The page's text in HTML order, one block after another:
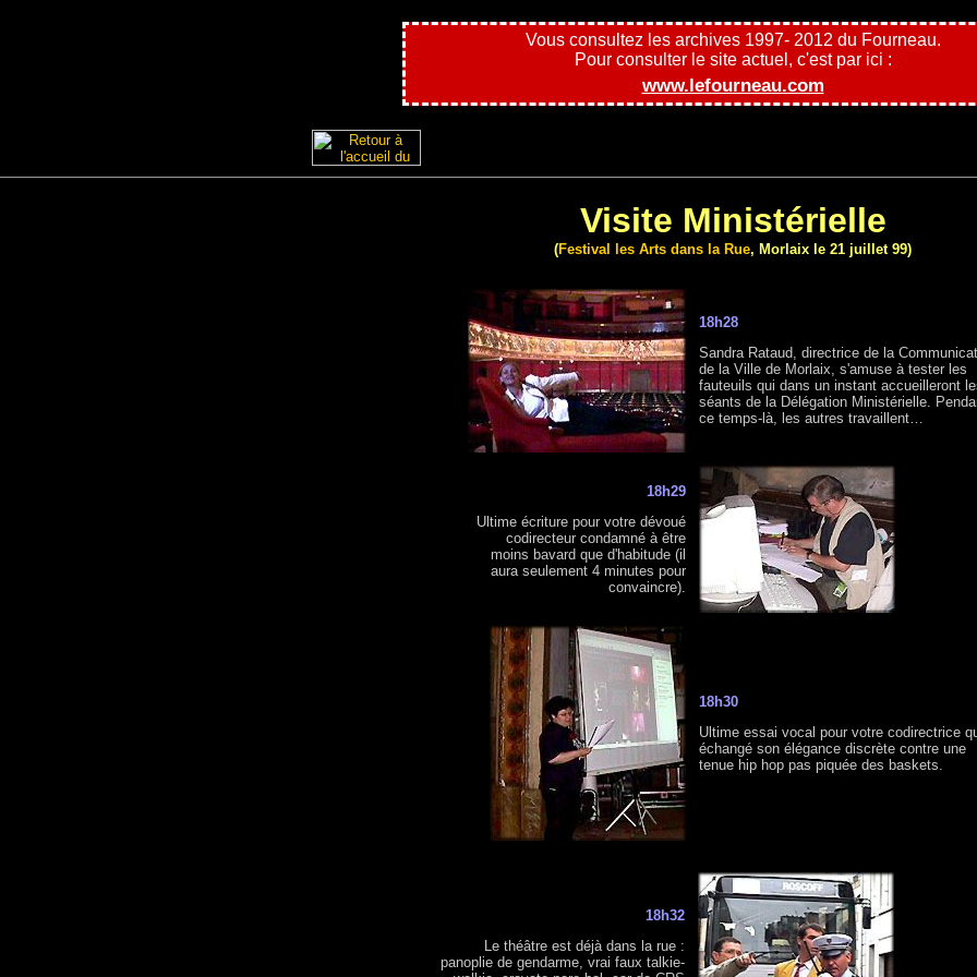
Vous consultez les archives 1997- 2012 du Fourneau.
Pour consulter le site actuel, c'est par ici :
www.lefourneau.com
Visite Ministérielle
(Festival les Arts dans la Rue, Morlaix le 21 juillet 99)
18h28
Sandra Rataud, directrice de la
de la Ville de Morlaix, s'amuse à tester les
fauteuils qui dans un instant accueilleront
séants de la Délégation Ministérielle.
ce temps-là, les autres travaillent…
18h29
Ultime écriture pour votre dévoué
codirecteur condamné à être
moins bavard que d'habitude (il
aura seulement 4 minutes pour
convaincre).
18h30
Ultime essai vocal pour votre codirectrice
échangé son élégance discrète contre une
tenue hip hop pas piquée des baskets.
18h32
Le théâtre est déjà dans la rue :
panoplie de gendarme, vrai faux talkie-